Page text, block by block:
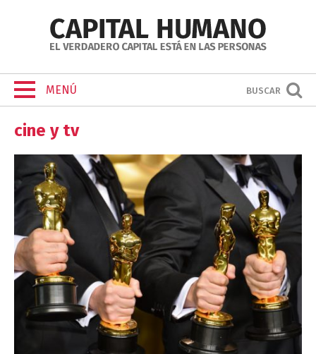
MENÚ BUSCAR
cine y tv